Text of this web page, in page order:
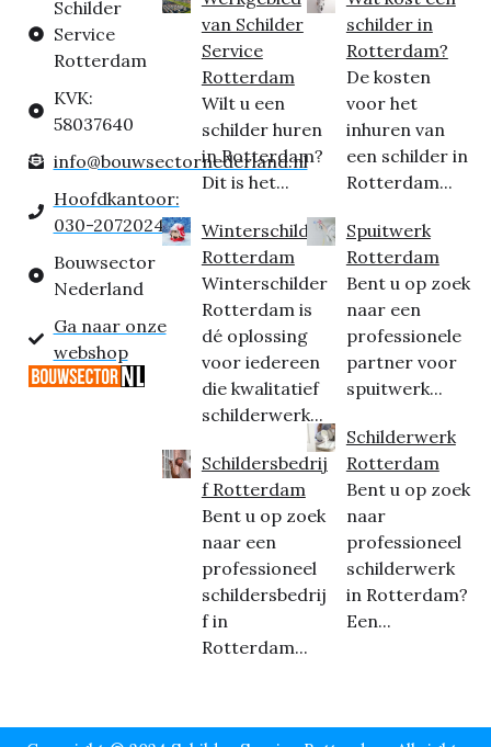
Schilder
Service
Rotterdam
KVK:
58037640
info@bouwsectornederland.nl
Hoofdkantoor:
030-2072024
Bouwsector
Nederland
Ga naar onze
webshop
van Schilder
Service
Rotterdam
Wilt u een
schilder huren
in Rotterdam?
Dit is het...
Winterschilder
Rotterdam
Winterschilder
Rotterdam is
dé oplossing
voor iedereen
die kwalitatief
schilderwerk...
Schildersbedrij
f Rotterdam
Bent u op zoek
naar een
professioneel
schildersbedrij
f in
Rotterdam...
schilder in
Rotterdam?
De kosten
voor het
inhuren van
een schilder in
Rotterdam...
Spuitwerk
Rotterdam
Bent u op zoek
naar een
professionele
partner voor
spuitwerk...
Schilderwerk
Rotterdam
Bent u op zoek
naar
professioneel
schilderwerk
in Rotterdam?
Een...